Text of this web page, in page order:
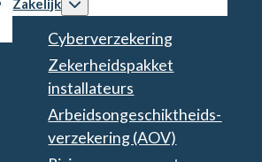
Zakelijk
Cyberverzekering
Zekerheidspakket
installateurs
Arbeidsongeschiktheids­
verzekering (AOV)